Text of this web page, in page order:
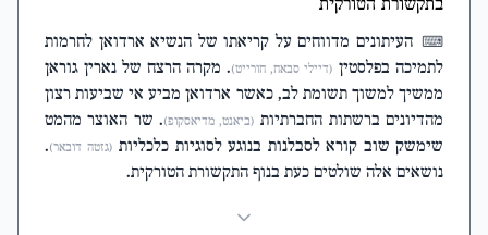
⌨ העיתונים מדווחים על קריאתו של הנשיא ארדואן לחרמות
לתמיכה בפלסטין (דיילי סבאח, חורייט). מקרה הרצח של נארין גוראן
ממשיך למשוך תשומת לב, כאשר ארדואן מביע אי שביעות רצון
מהדיונים ברשתות החברתיות (ביאנט, מדיאסקופ). שר האוצר מהמט
שימשק שוב קורא לסבלנות בנוגע לסוגיות כלכליות (גזטה דובאר).
נושאים אלה שולטים כעת בנוף התקשורת הטורקית.